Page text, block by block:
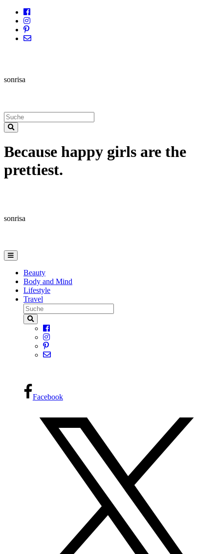
sonrisa
Because happy girls are the
prettiest.
sonrisa
Beauty
Body and Mind
Lifestyle
Travel
Facebook